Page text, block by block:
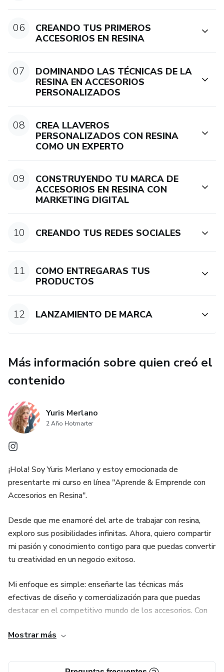
Únete hoy mismo a nuestra comunidad de emprendedores
y descubre el potencial ilimitado de los accesorios en
resina. ¡Tu futuro brillante te espera!
06
CREANDO TUS PRIMEROS
ACCESORIOS EN RESINA
07
DOMINANDO LAS TÉCNICAS DE LA
RESINA EN ACCESORIOS
PERSONALIZADOS
08
CREA LLAVEROS
PERSONALIZADOS CON RESINA
COMO UN EXPERTO
09
CONSTRUYENDO TU MARCA DE
ACCESORIOS EN RESINA CON
MARKETING DIGITAL
10 CREANDO TUS REDES SOCIALES
11
COMO ENTREGARAS TUS
PRODUCTOS
12 LANZAMIENTO DE MARCA
Más información sobre quien creó el
contenido
Yuris Merlano
2 Año Hotmarter
¡Hola! Soy Yuris Merlano y estoy emocionada de
presentarte mi curso en línea "Aprende & Emprende con
Accesorios en Resina".
Desde que me enamoré del arte de trabajar con resina,
exploro sus posibilidades infinitas. Ahora, quiero compartir
mi pasión y conocimiento contigo para que puedas convertir
tu creatividad en un negocio exitoso.
Mi enfoque es simple: enseñarte las técnicas más
efectivas de diseño y comercialización para que puedas
destacar en el competitivo mundo de los accesorios. Con
guiaré a través de cada paso del proceso, desde la
impresionantes que cautivarán a tu audiencia.
Mostrar más